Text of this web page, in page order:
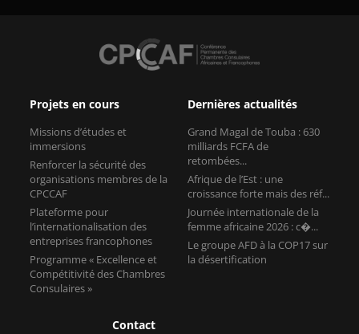
Projets en cours
Missions d’études et
immersions
Renforcer la sécurité des
organisations membres de la
CPCCAF
Plateforme pour
l’internationalisation des
entreprises francophones
Programme « Excellence et
Compétitivité des Chambres
Consulaires »
Dernières actualités
Grand Magal de Touba : 630
milliards FCFA de
retombées...
Afrique de l’Est : une
croissance forte mais des réf...
Journée internationale de la
femme africaine 2026 : c�...
Le groupe AFD à la COP17 sur
la désertification
Contact